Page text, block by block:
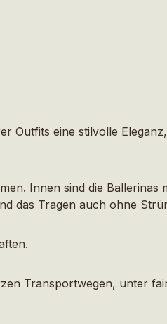
Outfits eine stilvolle
Innen sind die Ballerinas
das Tragen auch ohne
Transportwegen, unter